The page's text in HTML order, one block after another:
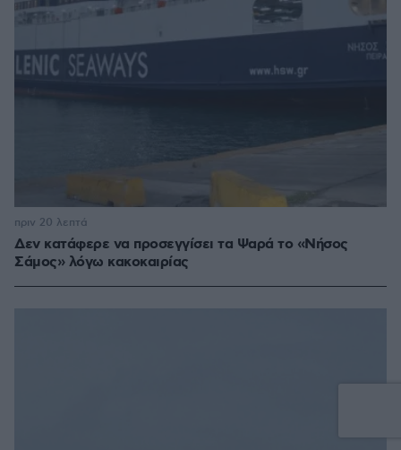
Δεν κατάφερε να προσεγγίσει τα Ψαρά το «Νήσος
Σάμος» λόγω κακοκαιρίας
πριν 20 λεπτά